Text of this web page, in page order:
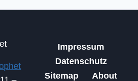
Impressum
Datenschutz
Sitemap
About